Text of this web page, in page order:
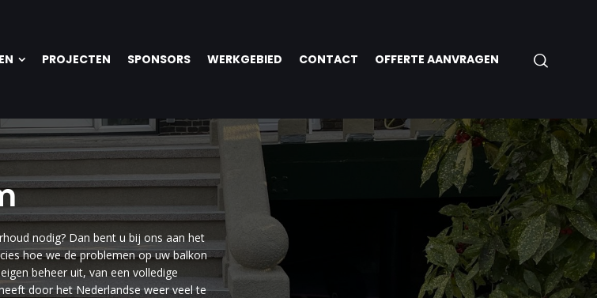
PROJECTEN SPONSORS WERKGEBIED CONTACT OFFERTE AANVRAGEN
nodig? Dan bent u bij ons aan het
hoe we de problemen op uw balkon
beheer uit, van een volledige
door het Nederlandse weer veel te